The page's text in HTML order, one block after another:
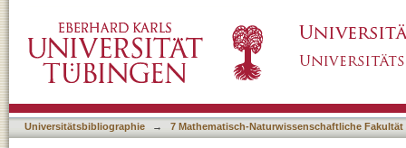
Universitätsbibliographie → 7 Mathematisch-Naturwissenschaftliche Fakultät